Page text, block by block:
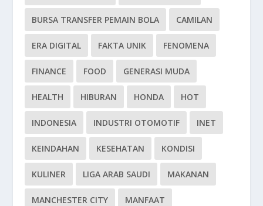
BURSA TRANSFER PEMAIN BOLA CAMILAN
ERA DIGITAL FAKTA UNIK FENOMENA
FINANCE FOOD GENERASI MUDA
HEALTH HIBURAN HONDA HOT
INDONESIA INDUSTRI OTOMOTIF INET
KEINDAHAN KESEHATAN KONDISI
KULINER LIGA ARAB SAUDI MAKANAN
MANCHESTER CITY MANFAAT